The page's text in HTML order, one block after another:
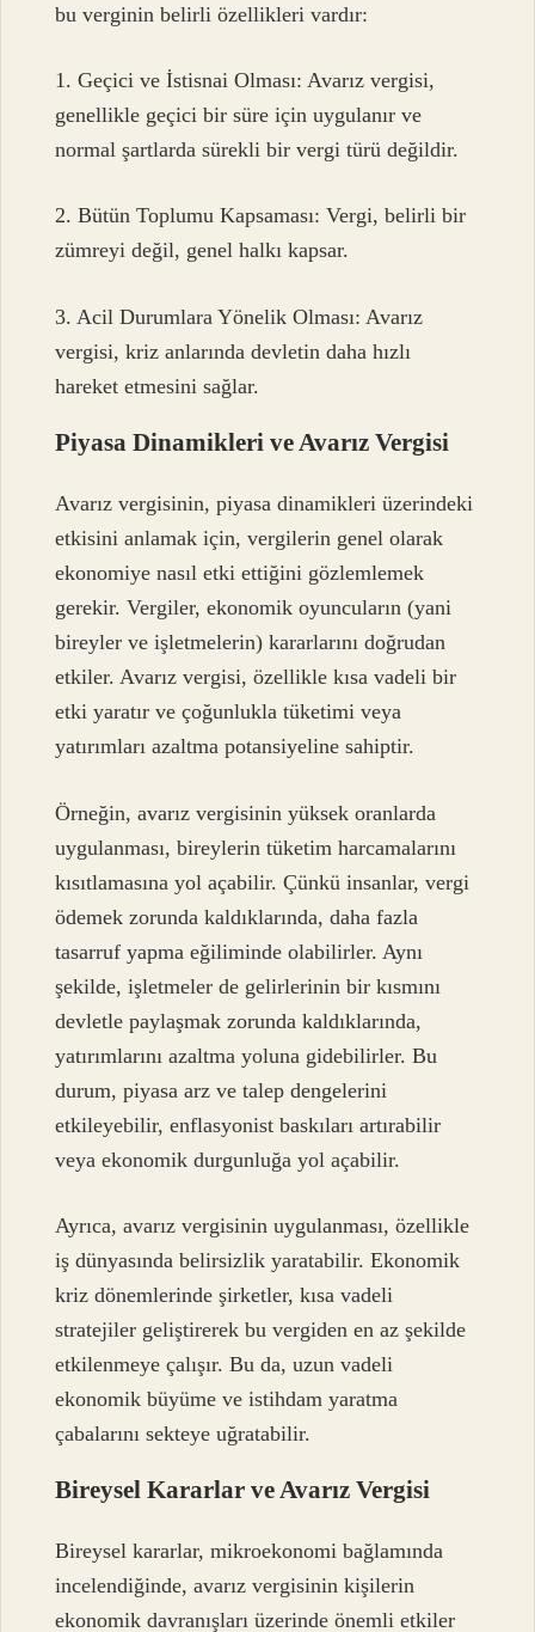
bu verginin belirli özellikleri vardır:
1. Geçici ve İstisnai Olması: Avarız vergisi,
genellikle geçici bir süre için uygulanır ve
normal şartlarda sürekli bir vergi türü değildir.
2. Bütün Toplumu Kapsaması: Vergi, belirli bir
zümreyi değil, genel halkı kapsar.
3. Acil Durumlara Yönelik Olması: Avarız
vergisi, kriz anlarında devletin daha hızlı
hareket etmesini sağlar.
Piyasa Dinamikleri ve Avarız Vergisi
Avarız vergisinin, piyasa dinamikleri üzerindeki
etkisini anlamak için, vergilerin genel olarak
ekonomiye nasıl etki ettiğini gözlemlemek
gerekir. Vergiler, ekonomik oyuncuların (yani
bireyler ve işletmelerin) kararlarını doğrudan
etkiler. Avarız vergisi, özellikle kısa vadeli bir
etki yaratır ve çoğunlukla tüketimi veya
yatırımları azaltma potansiyeline sahiptir.
Örneğin, avarız vergisinin yüksek oranlarda
uygulanması, bireylerin tüketim harcamalarını
kısıtlamasına yol açabilir. Çünkü insanlar, vergi
ödemek zorunda kaldıklarında, daha fazla
tasarruf yapma eğiliminde olabilirler. Aynı
şekilde, işletmeler de gelirlerinin bir kısmını
devletle paylaşmak zorunda kaldıklarında,
yatırımlarını azaltma yoluna gidebilirler. Bu
durum, piyasa arz ve talep dengelerini
etkileyebilir, enflasyonist baskıları artırabilir
veya ekonomik durgunluğa yol açabilir.
Ayrıca, avarız vergisinin uygulanması, özellikle
iş dünyasında belirsizlik yaratabilir. Ekonomik
kriz dönemlerinde şirketler, kısa vadeli
stratejiler geliştirerek bu vergiden en az şekilde
etkilenmeye çalışır. Bu da, uzun vadeli
ekonomik büyüme ve istihdam yaratma
çabalarını sekteye uğratabilir.
Bireysel Kararlar ve Avarız Vergisi
Bireysel kararlar, mikroekonomi bağlamında
incelendiğinde, avarız vergisinin kişilerin
ekonomik davranışları üzerinde önemli etkiler